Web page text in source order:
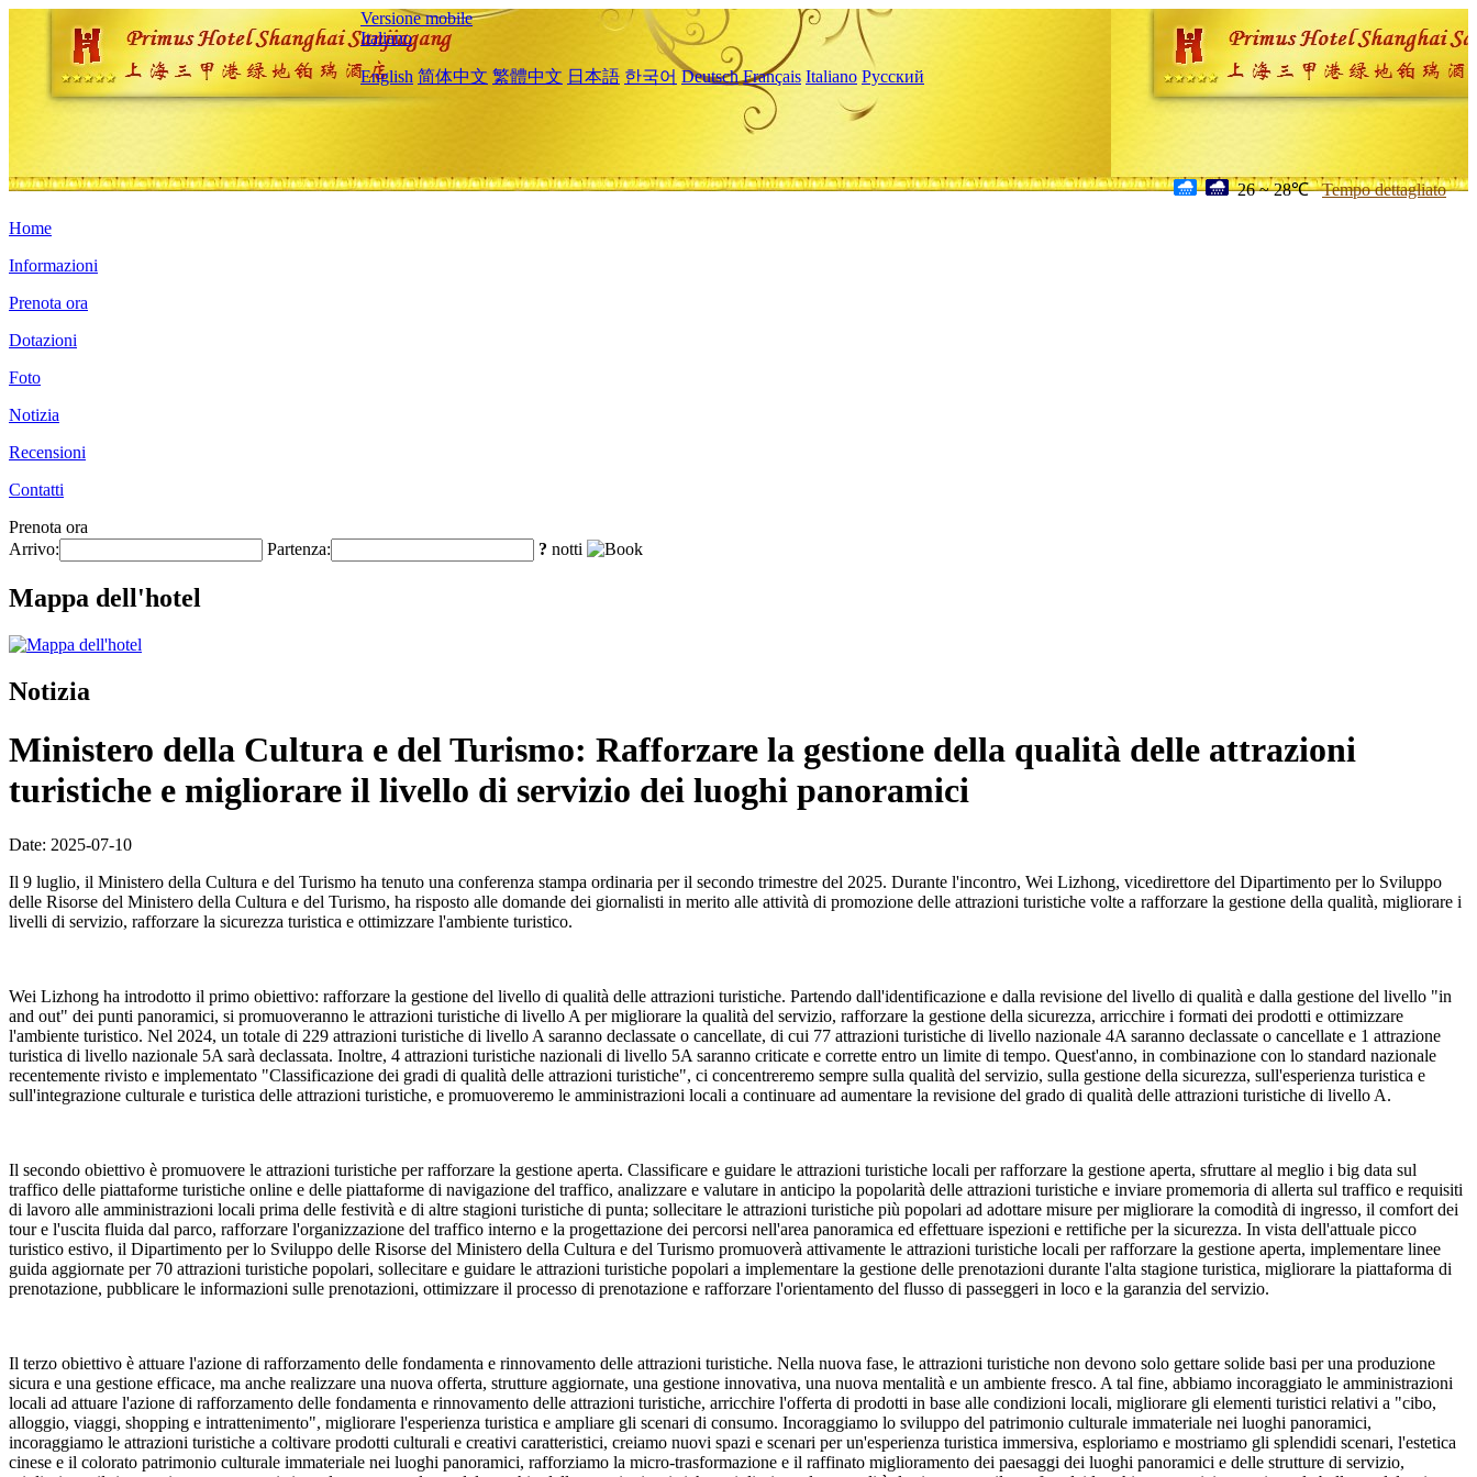
Versione mobile
Italiano
English 简体中文 繁體中文 日本語 한국어 Deutsch Français Italiano Русский
26 ~ 28℃ Tempo dettagliato
Home
Informazioni
Prenota ora
Dotazioni
Foto
Notizia
Recensioni
Contatti
Prenota ora
Arrivo:
Partenza: ? notti
Mappa dell'hotel
Notizia
Ministero della Cultura e del Turismo: Rafforzare la gestione della qualità delle attrazioni
turistiche e migliorare il livello di servizio dei luoghi panoramici
Date: 2025-07-10
Il 9 luglio, il Ministero della Cultura e del Turismo ha tenuto una conferenza stampa ordinaria per il secondo trimestre del 2025. Durante l'incontro, Wei Lizhong, vicedirettore del Dipartimento per lo Sviluppo
delle Risorse del Ministero della Cultura e del Turismo, ha risposto alle domande dei giornalisti in merito alle attività di promozione delle attrazioni turistiche volte a rafforzare la gestione della qualità, migliorare i
livelli di servizio, rafforzare la sicurezza turistica e ottimizzare l'ambiente turistico.
Wei Lizhong ha introdotto il primo obiettivo: rafforzare la gestione del livello di qualità delle attrazioni turistiche. Partendo dall'identificazione e dalla revisione del livello di qualità e dalla gestione del livello "in
and out" dei punti panoramici, si promuoveranno le attrazioni turistiche di livello A per migliorare la qualità del servizio, rafforzare la gestione della sicurezza, arricchire i formati dei prodotti e ottimizzare
l'ambiente turistico. Nel 2024, un totale di 229 attrazioni turistiche di livello A saranno declassate o cancellate, di cui 77 attrazioni turistiche di livello nazionale 4A saranno declassate o cancellate e 1 attrazione
turistica di livello nazionale 5A sarà declassata. Inoltre, 4 attrazioni turistiche nazionali di livello 5A saranno criticate e corrette entro un limite di tempo. Quest'anno, in combinazione con lo standard nazionale
recentemente rivisto e implementato "Classificazione dei gradi di qualità delle attrazioni turistiche", ci concentreremo sempre sulla qualità del servizio, sulla gestione della sicurezza, sull'esperienza turistica e
sull'integrazione culturale e turistica delle attrazioni turistiche, e promuoveremo le amministrazioni locali a continuare ad aumentare la revisione del grado di qualità delle attrazioni turistiche di livello A.
Il secondo obiettivo è promuovere le attrazioni turistiche per rafforzare la gestione aperta. Classificare e guidare le attrazioni turistiche locali per rafforzare la gestione aperta, sfruttare al meglio i big data sul
traffico delle piattaforme turistiche online e delle piattaforme di navigazione del traffico, analizzare e valutare in anticipo la popolarità delle attrazioni turistiche e inviare promemoria di allerta sul traffico e requisiti
di lavoro alle amministrazioni locali prima delle festività e di altre stagioni turistiche di punta; sollecitare le attrazioni turistiche più popolari ad adottare misure per migliorare la comodità di ingresso, il comfort dei
tour e l'uscita fluida dal parco, rafforzare l'organizzazione del traffico interno e la progettazione dei percorsi nell'area panoramica ed effettuare ispezioni e rettifiche per la sicurezza. In vista dell'attuale picco
turistico estivo, il Dipartimento per lo Sviluppo delle Risorse del Ministero della Cultura e del Turismo promuoverà attivamente le attrazioni turistiche locali per rafforzare la gestione aperta, implementare linee
guida aggiornate per 70 attrazioni turistiche popolari, sollecitare e guidare le attrazioni turistiche popolari a implementare la gestione delle prenotazioni durante l'alta stagione turistica, migliorare la piattaforma di
prenotazione, pubblicare le informazioni sulle prenotazioni, ottimizzare il processo di prenotazione e rafforzare l'orientamento del flusso di passeggeri in loco e la garanzia del servizio.
Il terzo obiettivo è attuare l'azione di rafforzamento delle fondamenta e rinnovamento delle attrazioni turistiche. Nella nuova fase, le attrazioni turistiche non devono solo gettare solide basi per una produzione
sicura e una gestione efficace, ma anche realizzare una nuova offerta, strutture aggiornate, una gestione innovativa, una nuova mentalità e un ambiente fresco. A tal fine, abbiamo incoraggiato le amministrazioni
locali ad attuare l'azione di rafforzamento delle fondamenta e rinnovamento delle attrazioni turistiche, arricchire l'offerta di prodotti in base alle condizioni locali, migliorare gli elementi turistici relativi a "cibo,
alloggio, viaggi, shopping e intrattenimento", migliorare l'esperienza turistica e ampliare gli scenari di consumo. Incoraggiamo lo sviluppo del patrimonio culturale immateriale nei luoghi panoramici,
incoraggiamo le attrazioni turistiche a coltivare prodotti culturali e creativi caratteristici, creiamo nuovi spazi e scenari per un'esperienza turistica immersiva, esploriamo e mostriamo gli splendidi scenari, l'estetica
cinese e il colorato patrimonio culturale immateriale nei luoghi panoramici, rafforziamo la micro-trasformazione e il raffinato miglioramento dei paesaggi dei luoghi panoramici e delle strutture di servizio,